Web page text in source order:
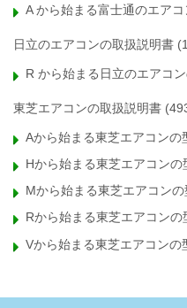
A から始まる富士通のエア
日立のエアコンの取扱説明書
R から始まる日立のエアコ
東芝エアコンの取扱説明書
Aから始まる東芝エアコンの
Hから始まる東芝エアコンの
Mから始まる東芝エアコンの
Rから始まる東芝エアコンの
Vから始まる東芝エアコンの